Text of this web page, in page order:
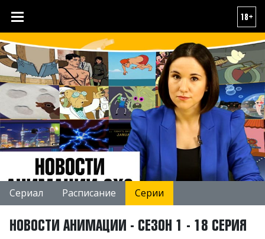
18+
Сериал Расписание Серии
НОВОСТИ АНИМАЦИИ - СЕЗОН 1 - 18 СЕРИЯ